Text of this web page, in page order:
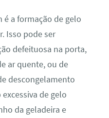
a formação de gelo
Isso pode ser
defeituosa na porta,
ar quente, ou de
descongelamento
de gelo
da geladeira e